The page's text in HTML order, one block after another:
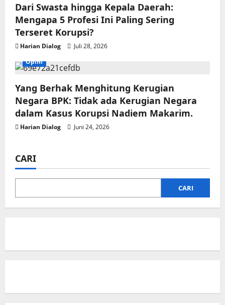
Dari Swasta hingga Kepala Daerah:
Mengapa 5 Profesi Ini Paling Sering
Terseret Korupsi?
Harian Dialog
Juli 28, 2026
Opini
Yang Berhak Menghitung Kerugian
Negara BPK: Tidak ada Kerugian Negara
dalam Kasus Korupsi Nadiem Makarim.
Harian Dialog Juni 24, 2026
CARI
CARI